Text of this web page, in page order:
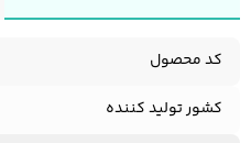
کد محصول
کشور تولید کننده